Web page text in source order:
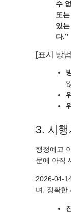
수
또
있
다.”
[표시 방
3. 시행
행정예고
문에 아직
2026-04-
며, 정확한